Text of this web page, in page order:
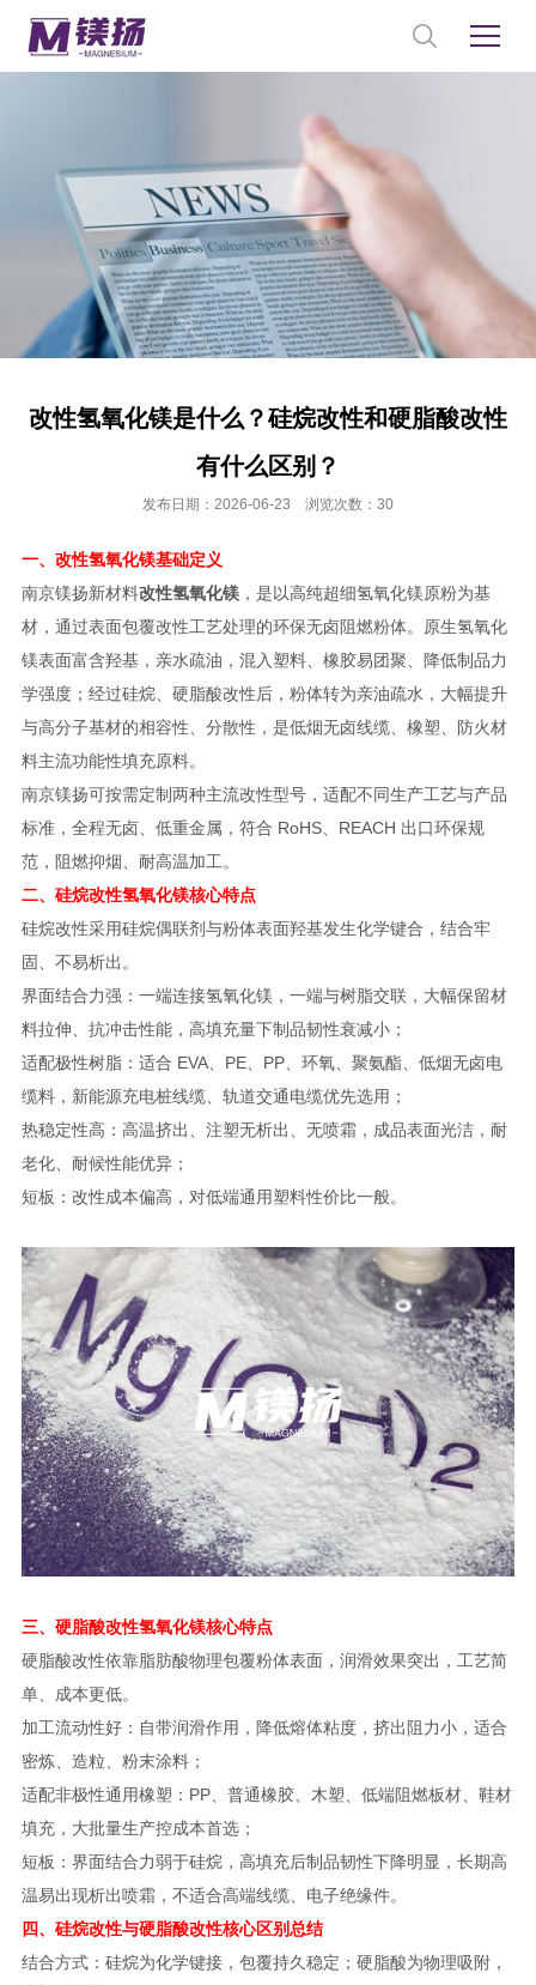
改性氢氧化镁是什么？硅烷改性和硬脂酸改性
有什么区别？
发布日期：2026-06-23 浏览次数：30
一、改性氢氧化镁基础定义
南京镁扬新材料改性氢氧化镁，是以高纯超细氢氧化镁原粉为基
材，通过表面包覆改性工艺处理的环保无卤阻燃粉体。原生氢氧化
镁表面富含羟基，亲水疏油，混入塑料、橡胶易团聚、降低制品力
学强度；经过硅烷、硬脂酸改性后，粉体转为亲油疏水，大幅提升
与高分子基材的相容性、分散性，是低烟无卤线缆、橡塑、防火材
料主流功能性填充原料。
南京镁扬可按需定制两种主流改性型号，适配不同生产工艺与产品
标准，全程无卤、低重金属，符合 RoHS、REACH 出口环保规
范，阻燃抑烟、耐高温加工。
二、硅烷改性氢氧化镁核心特点
硅烷改性采用硅烷偶联剂与粉体表面羟基发生化学键合，结合牢
固、不易析出。
界面结合力强：一端连接氢氧化镁，一端与树脂交联，大幅保留材
料拉伸、抗冲击性能，高填充量下制品韧性衰减小；
适配极性树脂：适合 EVA、PE、PP、环氧、聚氨酯、低烟无卤电
缆料，新能源充电桩线缆、轨道交通电缆优先选用；
热稳定性高：高温挤出、注塑无析出、无喷霜，成品表面光洁，耐
老化、耐候性能优异；
短板：改性成本偏高，对低端通用塑料性价比一般。
三、硬脂酸改性氢氧化镁核心特点
硬脂酸改性依靠脂肪酸物理包覆粉体表面，润滑效果突出，工艺简
单、成本更低。
加工流动性好：自带润滑作用，降低熔体粘度，挤出阻力小，适合
密炼、造粒、粉末涂料；
适配非极性通用橡塑：PP、普通橡胶、木塑、低端阻燃板材、鞋材
填充，大批量生产控成本首选；
短板：界面结合力弱于硅烷，高填充后制品韧性下降明显，长期高
温易出现析出喷霜，不适合高端线缆、电子绝缘件。
四、硅烷改性与硬脂酸改性核心区别总结
结合方式：硅烷为化学键接，包覆持久稳定；硬脂酸为物理吸附，